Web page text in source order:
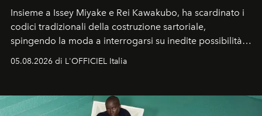
Insieme a Issey Miyake e Rei Kawakubo, ha scardinato i
codici tradizionali della costruzione sartoriale,
spingendo la moda a interrogarsi su inedite possibilità
formali e a ridefinire il concetto stesso di silhouette.
un’impronta indelebile nella storia della moda.
05.08.2026 di L'OFFICIEL Italia